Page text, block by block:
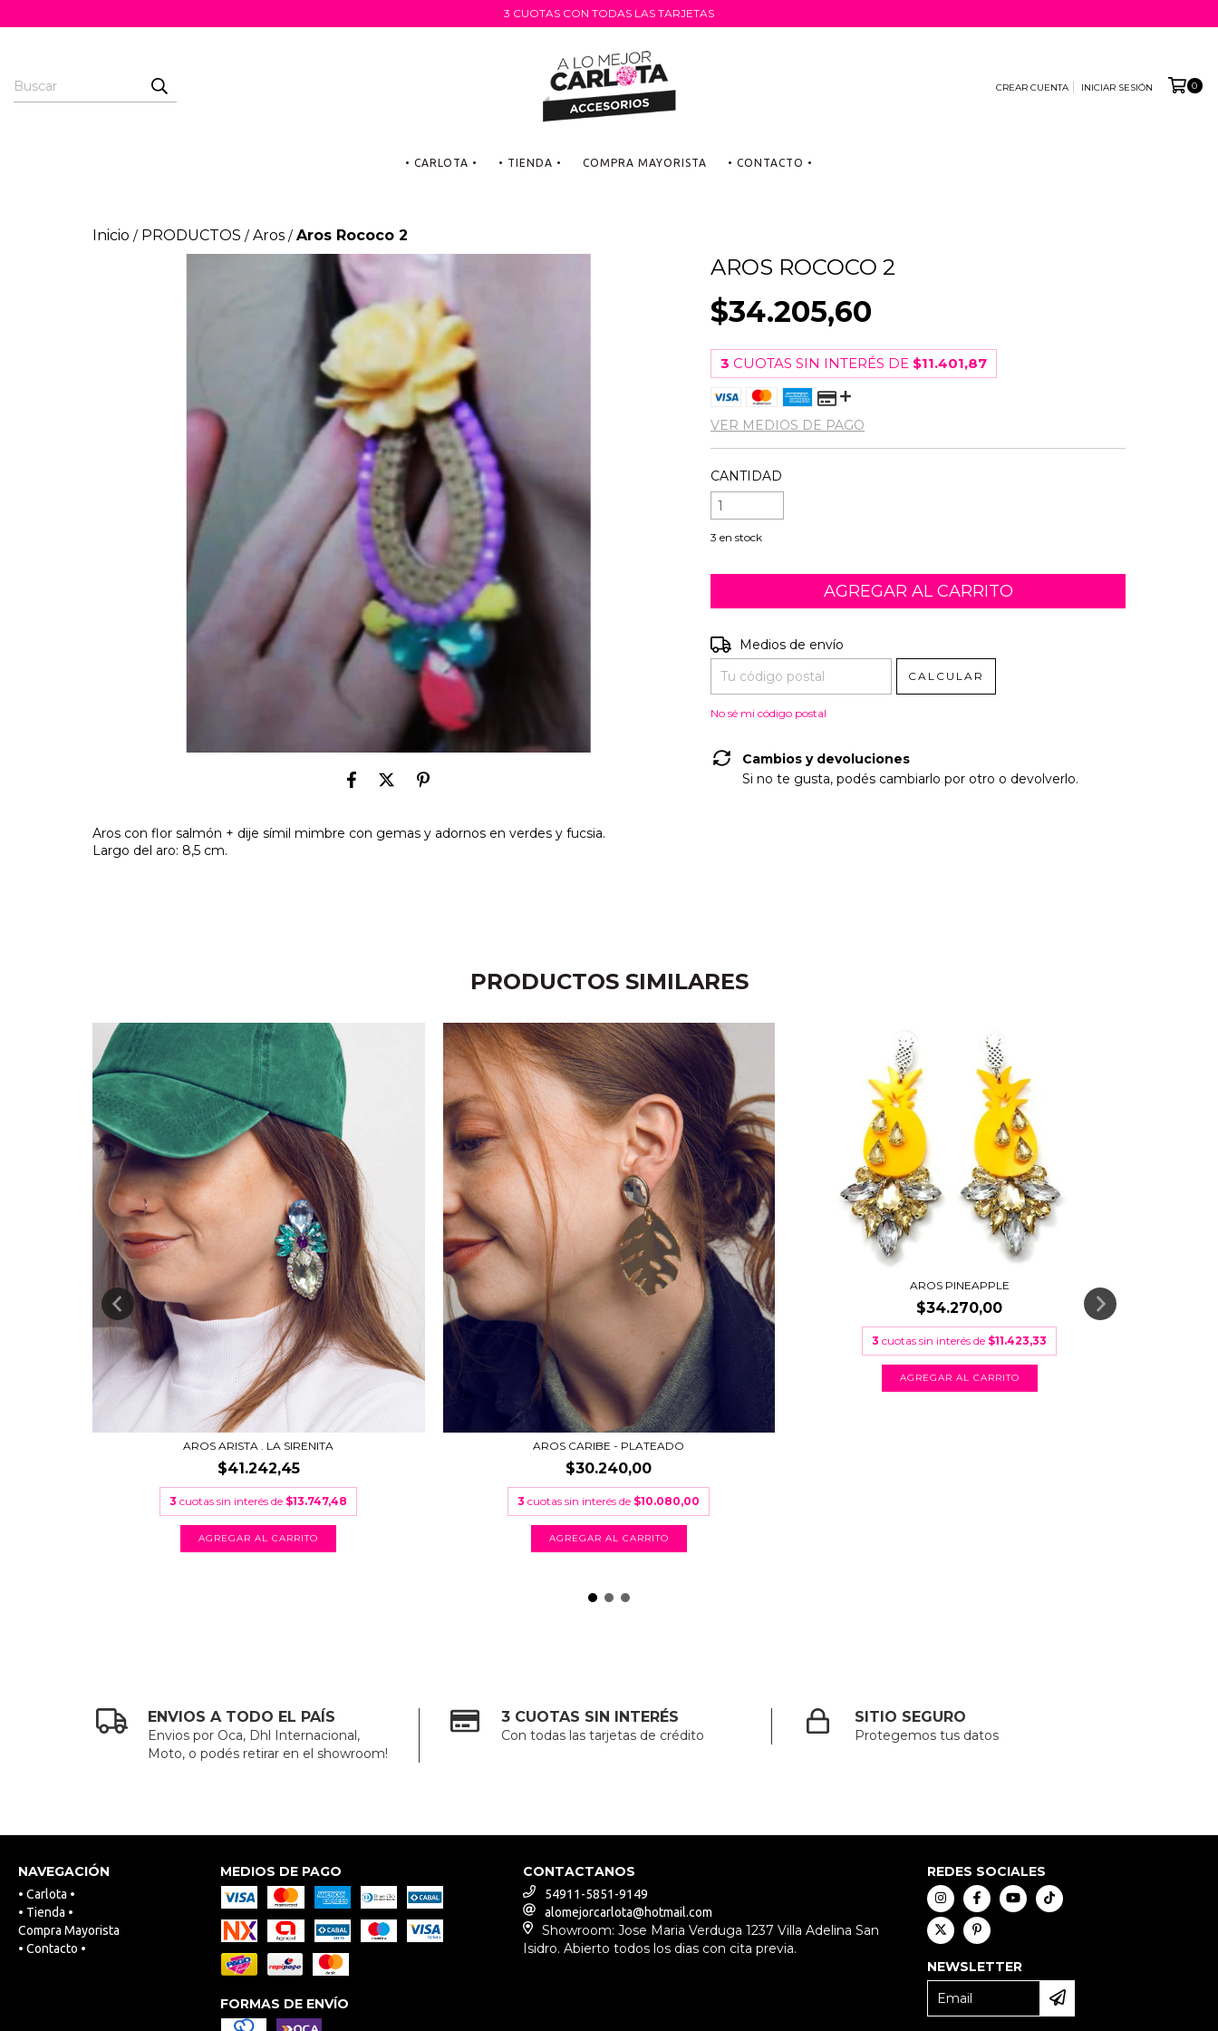
3 CUOTAS CON TODAS LAS TARJETAS
CREAR CUENTA INICIAR SESIÓN 0
• CARLOTA • • TIENDA • COMPRA MAYORISTA • CONTACTO •
Inicio / PRODUCTOS / Aros / Aros Rococo 2
Aros con flor salmón + dije símil mimbre con gemas y adornos en verdes y fucsia.
Largo del aro: 8,5 cm.
AROS ROCOCO 2
$34.205,60
3 CUOTAS SIN INTERÉS DE $11.401,87
VER MEDIOS DE PAGO
CANTIDAD
3 en stock
Entregas para el CP:
Medios de envío
CALCULAR
No sé mi código postal
Cambios y devoluciones
Si no te gusta, podés cambiarlo por otro o devolverlo.
PRODUCTOS SIMILARES
AROS ARISTA . LA SIRENITA
$41.242,45
3 cuotas sin interés de $13.747,48
AROS CARIBE - PLATEADO
$30.240,00
3 cuotas sin interés de $10.080,00
AGREGAR AL CARRITO
AROS PINEAPPLE
$34.270,00
3 cuotas sin interés de $11.423,33
ENVIOS A TODO EL PAÍS
Envios por Oca, Dhl Internacional,
Moto, o podés retirar en el showroom!
3 CUOTAS SIN INTERÉS
Con todas las tarjetas de crédito
SITIO SEGURO
Protegemos tus datos
NAVEGACIÓN
• Carlota •
• Tienda •
Compra Mayorista
• Contacto •
MEDIOS DE PAGO
FORMAS DE ENVÍO
CONTACTANOS
54911-5851-9149
alomejorcarlota@hotmail.com
Showroom: Jose Maria Verduga 1237 Villa Adelina San
Isidro. Abierto todos los dias con cita previa.
REDES SOCIALES
NEWSLETTER